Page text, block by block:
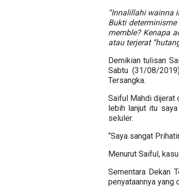
“Innalillahi wainna
Bukti
memble? Kenapa
atau terjerat
Demikian tulisan
Sabtu (31/08/
Tersangka.
Saiful Mahdi dijerat
lebih lanjut itu
seluler.
“Saya sangat
Menurut Saiful,
Sementara Dekan
penyataannya yang